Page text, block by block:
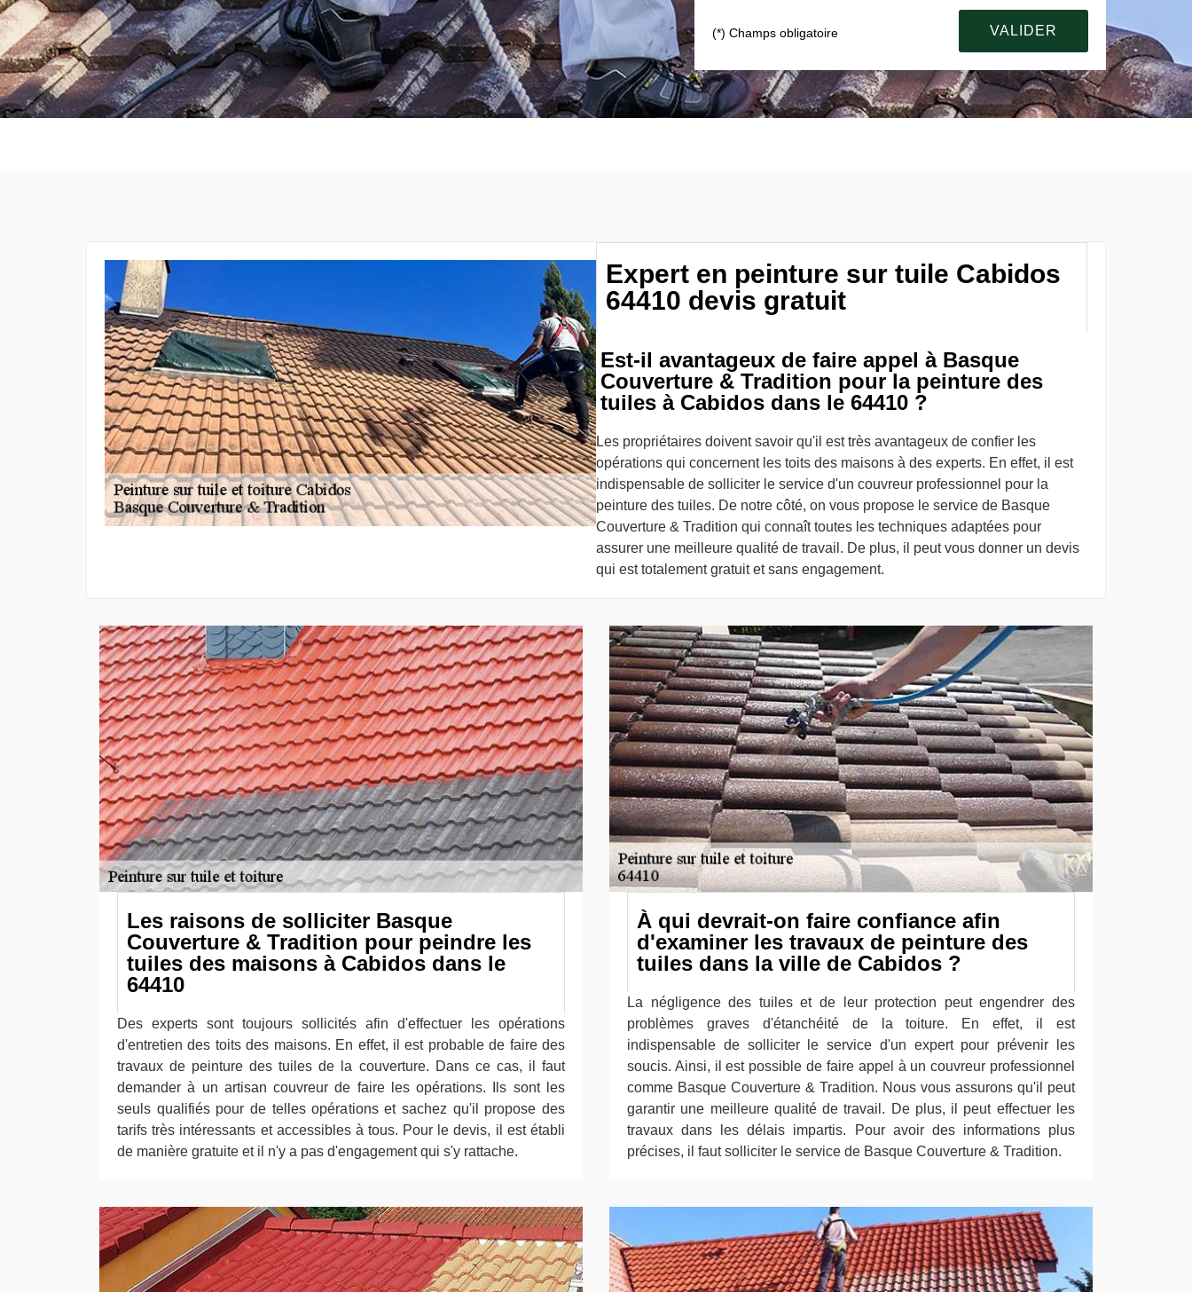
(*) Champs obligatoire
Expert en peinture sur tuile Cabidos
64410 devis gratuit
Est-il avantageux de faire appel à Basque
Couverture & Tradition pour la peinture des
tuiles à Cabidos dans le 64410 ?
Les propriétaires doivent savoir qu'il est très avantageux de confier les
opérations qui concernent les toits des maisons à des experts. En effet, il est
indispensable de solliciter le service d'un couvreur professionnel pour la
peinture des tuiles. De notre côté, on vous propose le service de Basque
Couverture & Tradition qui connaît toutes les techniques adaptées pour
assurer une meilleure qualité de travail. De plus, il peut vous donner un devis
qui est totalement gratuit et sans engagement.
Les raisons de solliciter Basque
Couverture & Tradition pour peindre les
tuiles des maisons à Cabidos dans le
64410
Des experts sont toujours sollicités afin d'effectuer les opérations
d'entretien des toits des maisons. En effet, il est probable de faire des
travaux de peinture des tuiles de la couverture. Dans ce cas, il faut
demander à un artisan couvreur de faire les opérations. Ils sont les
seuls qualifiés pour de telles opérations et sachez qu'il propose des
tarifs très intéressants et accessibles à tous. Pour le devis, il est établi
de manière gratuite et il n'y a pas d'engagement qui s'y rattache.
À qui devrait-on faire confiance afin
d'examiner les travaux de peinture des
tuiles dans la ville de Cabidos ?
La négligence des tuiles et de leur protection peut engendrer des
problèmes graves d'étanchéité de la toiture. En effet, il est
indispensable de solliciter le service d'un expert pour prévenir les
soucis. Ainsi, il est possible de faire appel à un couvreur professionnel
comme Basque Couverture & Tradition. Nous vous assurons qu'il peut
garantir une meilleure qualité de travail. De plus, il peut effectuer les
travaux dans les délais impartis. Pour avoir des informations plus
précises, il faut solliciter le service de Basque Couverture & Tradition.